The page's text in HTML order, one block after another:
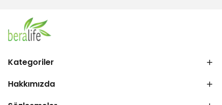
Kategoriler
Hakkımızda